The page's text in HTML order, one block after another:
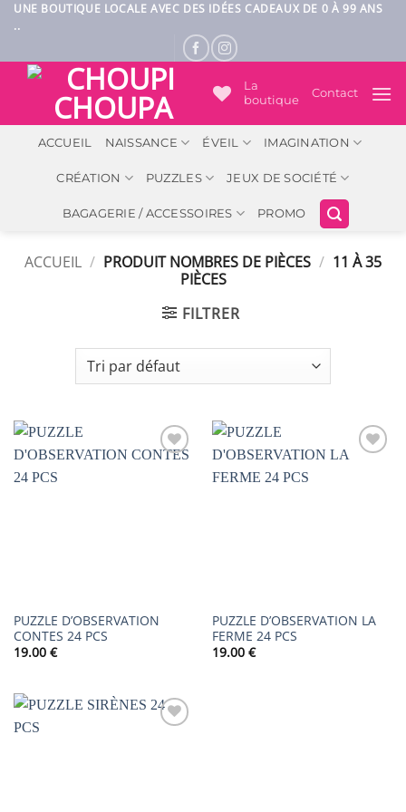
Passer
au
UNE BOUTIQUE LOCALE AVEC DES IDÉES CADEAUX DE 0 À 99 ANS
..
La
boutique
Contact
ACCUEIL NAISSANCE ÉVEIL IMAGINATION
CRÉATION PUZZLES JEUX DE SOCIÉTÉ
BAGAGERIE / ACCESSOIRES PROMO
ACCUEIL / PRODUIT NOMBRES DE PIÈCES / 11 À 35
PIÈCES
FILTRER
PUZZLE D’OBSERVATION
CONTES 24 PCS
19.00 €
PUZZLE D’OBSERVATION LA
FERME 24 PCS
19.00 €